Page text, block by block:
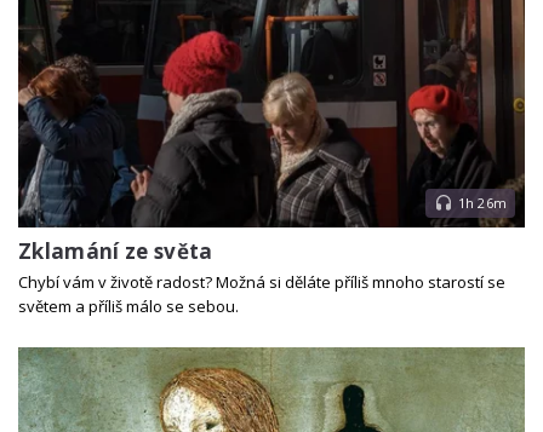
1h 26m
Zklamání ze světa
Chybí vám v životě radost? Možná si děláte příliš mnoho starostí se
světem a příliš málo se sebou.